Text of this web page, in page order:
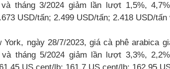
và tháng 3/2024 giảm lần lượt 1,5%,
USD/tấn; 2.499 USD/tấn; 2.418 USD/
York, ngày 28/7/2023, giá cà phê arabica
và tháng 5/2024 giảm lần lượt 3,3%,